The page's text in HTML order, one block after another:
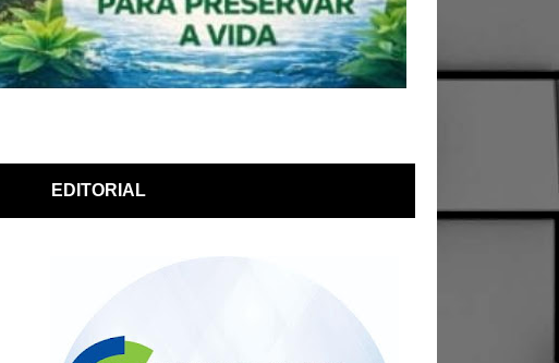
EDITORIAL